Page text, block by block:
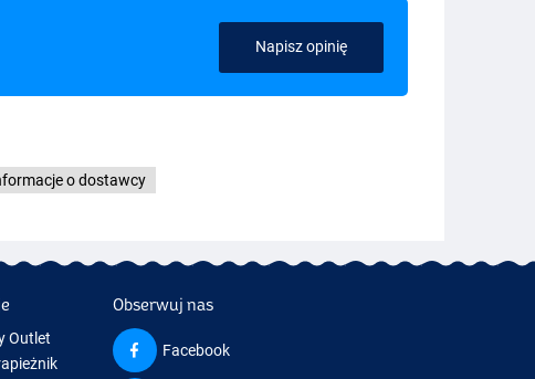
Napisz opinię
o dostawcy
Outlet
Obserwuj nas
Facebook